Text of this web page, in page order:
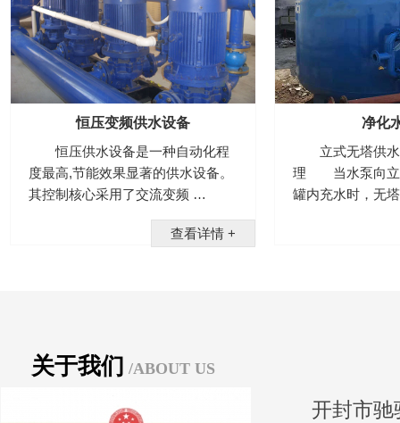
恒压变频供水设备
恒压供水设备是一种自动化程
度最高,节能效果显著的供水设备。
其控制核心采用了交流变频 …
查看详情 +
净化
立式无塔供水
理 当水泵向立
罐内充水时，无
关于我们 /ABOUT US
开封市驰